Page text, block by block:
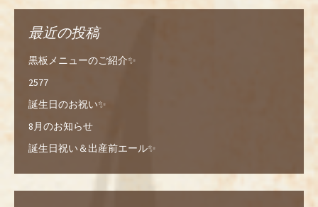
最近の投稿
黒板メニューのご紹介✨
2577
誕生日のお祝い✨
8月のお知らせ
誕生日祝い＆出産前エール✨